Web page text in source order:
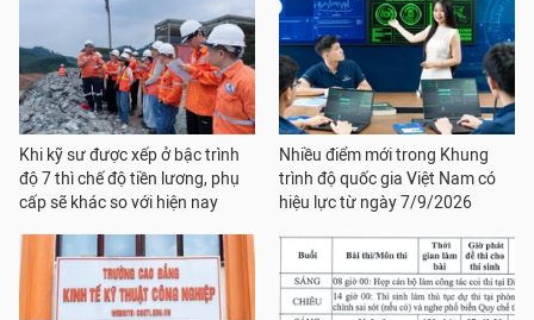
Khi kỹ sư được xếp ở bậc trình
độ 7 thì chế độ tiền lương, phụ
cấp sẽ khác so với hiện nay
Nhiều điểm mới trong Khung
trình độ quốc gia Việt Nam có
hiệu lực từ ngày 7/9/2026